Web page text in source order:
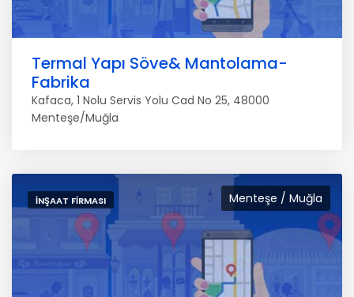
Termal Yapı Söve& Mantolama-
Fabrika
Kafaca, 1 Nolu Servis Yolu Cad No 25, 48000
Menteşe/Muğla
Menteşe / Muğla
İNŞAAT FIRMASI